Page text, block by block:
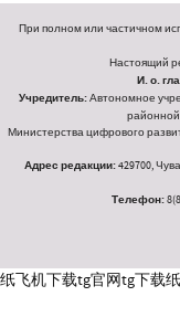
При полном или частичном
Настоящий
И. о.
Учредитель:Автономное
районной
Министерства цифрового
Адрес редакции:429700,
Телефон:
纸飞机下载tg官网tg下载